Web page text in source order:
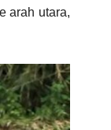
arah utara,